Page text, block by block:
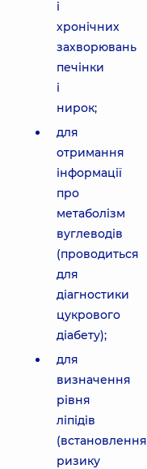
і
хронічних
захворювань
печінки
і
нирок;
для
отримання
інформації
про
метаболізм
вуглеводів
(проводиться
для
діагностики
цукрового
діабету);
для
визначення
рівня
ліпідів
(встановлення
ризику